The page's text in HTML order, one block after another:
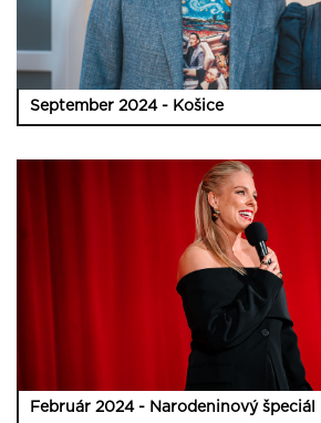
September 2024 - Košice
Február 2024 - Narodeninový špeciál